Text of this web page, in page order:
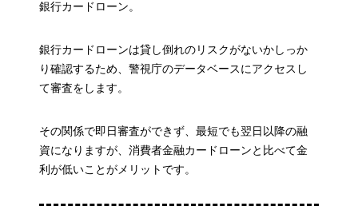
銀行カードローン。
銀行カードローンは貸し倒れのリスクがないかしっか
り確認するため、警視庁のデータベースにアクセスし
て審査をします。
その関係で即日審査ができず、最短でも翌日以降の融
資になりますが、消費者金融カードローンと比べて金
利が低いことがメリットです。